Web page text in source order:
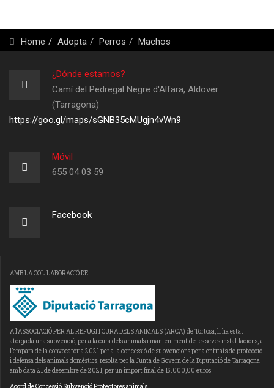
Home Adopta Perros Machos
¿Dónde estamos?
Camí del Pedregal Negre d'Alfara, Aldover
(Tarragona)
https://goo.gl/maps/sGNB35cMUgjn4vWn9
Móvil
655 04 03 59
Facebook
AMB LA COL.LABORACIÓ DE:
A l’ASSOCIACIÓ PER AL REFUGI I CURA DELS ANIMALS (ARCA) de Tortosa, li ha estat
atorgada una subvenció, per a la cura dels animals i manteniment de les seves instal·lacions, a
l’empara de la convocatòria 2021 per a la concessió de subvencions per a entitats de protecció
i defensa dels animals domèstics, resolta per la Junta de Govern de la Diputació de Tarragona
amb data 21 de desembre de 2021, per un import final de 15.000,00 euros.